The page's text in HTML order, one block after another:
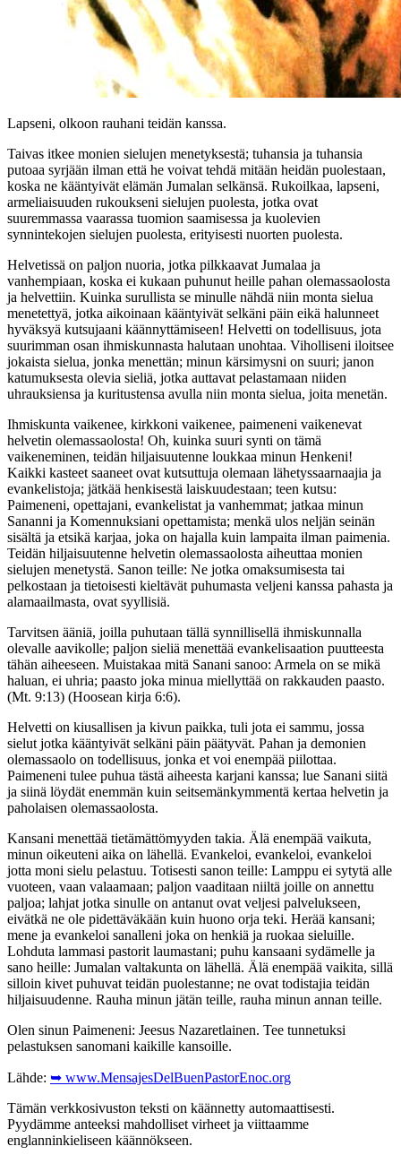
Lapseni, olkoon rauhani teidän kanssa.
Taivas itkee monien sielujen menetyksestä; tuhansia ja tuhansia
putoaa syrjään ilman että he voivat tehdä mitään heidän puolestaan,
koska ne kääntyivät elämän Jumalan selkänsä. Rukoilkaa, lapseni,
armeliaisuuden rukoukseni sielujen puolesta, jotka ovat
suuremmassa vaarassa tuomion saamisessa ja kuolevien
synnintekojen sielujen puolesta, erityisesti nuorten puolesta.
Helvetissä on paljon nuoria, jotka pilkkaavat Jumalaa ja
vanhempiaan, koska ei kukaan puhunut heille pahan olemassaolosta
ja helvettiin. Kuinka surullista se minulle nähdä niin monta sielua
menetettyä, jotka aikoinaan kääntyivät selkäni päin eikä halunneet
hyväksyä kutsujaani käännyttämiseen! Helvetti on todellisuus, jota
suurimman osan ihmiskunnasta halutaan unohtaa. Viholliseni iloitsee
jokaista sielua, jonka menettän; minun kärsimysni on suuri; janon
katumuksesta olevia sieliä, jotka auttavat pelastamaan niiden
uhrauksiensa ja kuritustensa avulla niin monta sielua, joita menetän.
Ihmiskunta vaikenee, kirkkoni vaikenee, paimeneni vaikenevat
helvetin olemassaolosta! Oh, kuinka suuri synti on tämä
vaikeneminen, teidän hiljaisuutenne loukkaa minun Henkeni!
Kaikki kasteet saaneet ovat kutsuttuja olemaan lähetyssaarnaajia ja
evankelistoja; jätkää henkisestä laiskuudestaan; teen kutsu:
Paimeneni, opettajani, evankelistat ja vanhemmat; jatkaa minun
Sananni ja Komennuksiani opettamista; menkä ulos neljän seinän
sisältä ja etsikä karjaa, joka on hajalla kuin lampaita ilman paimenia.
Teidän hiljaisuutenne helvetin olemassaolosta aiheuttaa monien
sielujen menetystä. Sanon teille: Ne jotka omaksumisesta tai
pelkostaan ja tietoisesti kieltävät puhumasta veljeni kanssa pahasta ja
alamaailmasta, ovat syyllisiä.
Tarvitsen ääniä, joilla puhutaan tällä synnillisellä ihmiskunnalla
olevalle aavikolle; paljon sieliä menettää evankelisaation puutteesta
tähän aiheeseen. Muistakaa mitä Sanani sanoo: Armela on se mikä
haluan, ei uhria; paasto joka minua miellyttää on rakkauden paasto.
(Mt. 9:13) (Hoosean kirja 6:6).
Helvetti on kiusallisen ja kivun paikka, tuli jota ei sammu, jossa
sielut jotka kääntyivät selkäni päin päätyvät. Pahan ja demonien
olemassaolo on todellisuus, jonka et voi enempää piilottaa.
Paimeneni tulee puhua tästä aiheesta karjani kanssa; lue Sanani siitä
ja siinä löydät enemmän kuin seitsemänkymmentä kertaa helvetin ja
paholaisen olemassaolosta.
Kansani menettää tietämättömyyden takia. Älä enempää vaikuta,
minun oikeuteni aika on lähellä. Evankeloi, evankeloi, evankeloi
jotta moni sielu pelastuu. Totisesti sanon teille: Lamppu ei sytytä alle
vuoteen, vaan valaamaan; paljon vaaditaan niiltä joille on annettu
paljoa; lahjat jotka sinulle on antanut ovat veljesi palvelukseen,
eivätkä ne ole pidettäväkään kuin huono orja teki. Herää kansani;
mene ja evankeloi sanalleni joka on henkiä ja ruokaa sieluille.
Lohduta lammasi pastorit laumastani; puhu kansaani sydämelle ja
sano heille: Jumalan valtakunta on lähellä. Älä enempää vaikita, sillä
silloin kivet puhuvat teidän puolestanne; ne ovat todistajia teidän
hiljaisuudenne. Rauha minun jätän teille, rauha minun annan teille.
Olen sinun Paimeneni: Jeesus Nazaretlainen. Tee tunnetuksi
pelastuksen sanomani kaikille kansoille.
Lähde: ➥ www.MensajesDelBuenPastorEnoc.org
Tämän verkkosivuston teksti on käännetty automaattisesti.
Pyydämme anteeksi mahdolliset virheet ja viittaamme
englanninkieliseen käännökseen.